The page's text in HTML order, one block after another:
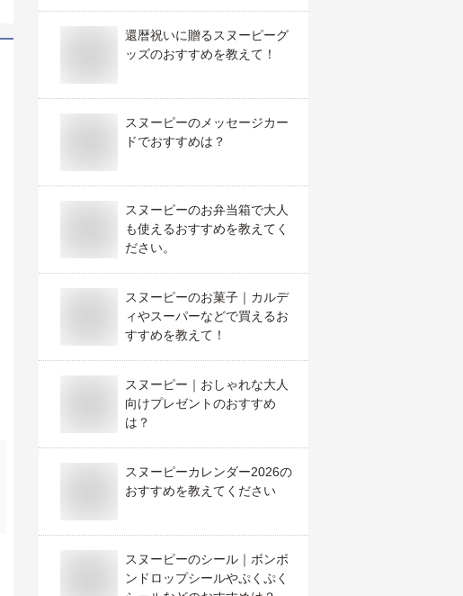
還暦祝いに贈るスヌーピーグ
ッズのおすすめを教えて！
スヌーピーのメッセージカー
ドでおすすめは？
スヌーピーのお弁当箱で大人
も使えるおすすめを教えてく
ださい。
スヌーピーのお菓子｜カルデ
ィやスーパーなどで買えるお
すすめを教えて！
スヌーピー｜おしゃれな大人
向けプレゼントのおすすめ
は？
スヌーピーカレンダー2026の
おすすめを教えてください
スヌーピーのシール｜ボンボ
ンドロップシールやぷくぷく